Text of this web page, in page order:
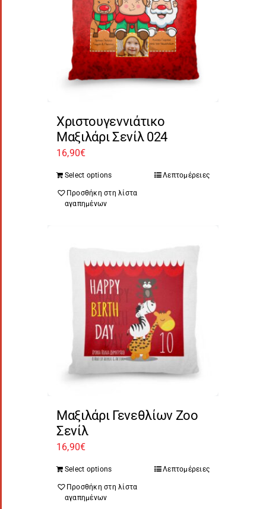
Χριστουγεννιάτικο
Μαξιλάρι Σενίλ 024
16,90€
Select options Λεπτομέρειες
Προσθήκη στη λίστα
αγαπημένων
Μαξιλάρι Γενεθλίων Zoo
Σενίλ
16,90€
Select options Λεπτομέρειες
Προσθήκη στη λίστα
αγαπημένων